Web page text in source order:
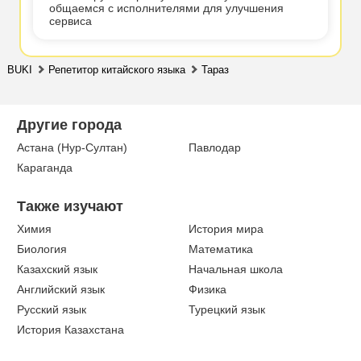
общаемся с исполнителями для улучшения
сервиса
BUKI Репетитор китайского языка Тараз
Другие города
Астана (Нур-Султан)
Павлодар
Караганда
Также изучают
Химия
История мира
Биология
Математика
Казахский язык
Начальная школа
Английский язык
Физика
Русский язык
Турецкий язык
История Казахстана